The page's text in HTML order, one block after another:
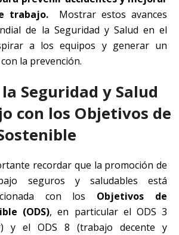
trabajo.
Mostrar estos avances
de la Seguridad y Salud en el
a los equipos y generar un
la prevención.
Seguridad y Salud
con los Objetivos de
recordar que la promoción de
seguros y saludables está
con los Objetivos de
(ODS), en particular el ODS 3
y el ODS 8 (trabajo decente y